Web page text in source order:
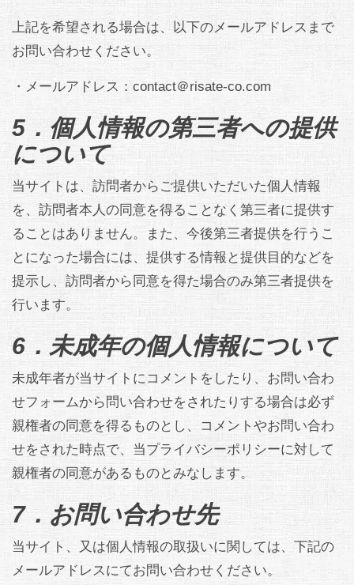
上記を希望される場合は、以下のメールアドレスまで
お問い合わせください。
・メールアドレス：contact＠risate-co.com
5．個人情報の第三者への提供
について
当サイトは、訪問者からご提供いただいた個人情報
を、訪問者本人の同意を得ることなく第三者に提供す
ることはありません。また、今後第三者提供を行うこ
とになった場合には、提供する情報と提供目的などを
提示し、訪問者から同意を得た場合のみ第三者提供を
行います。
6．未成年の個人情報について
未成年者が当サイトにコメントをしたり、お問い合わ
せフォームから問い合わせをされたりする場合は必ず
親権者の同意を得るものとし、コメントやお問い合わ
せをされた時点で、当プライバシーポリシーに対して
親権者の同意があるものとみなします。
7．お問い合わせ先
当サイト、又は個人情報の取扱いに関しては、下記の
メールアドレスにてお問い合わせください。